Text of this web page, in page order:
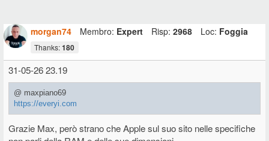
morgan74 Membro: Expert Risp: 2968 Loc: Foggia
Thanks:180
31-05-26 23.19
@ maxpiano69
https://everyi.com
Grazie Max, però strano che Apple sul suo sito nelle specifiche